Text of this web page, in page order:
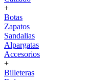
+
Botas
Zapatos
Sandalias
Alpargatas
Accesorios
+
Billeteras